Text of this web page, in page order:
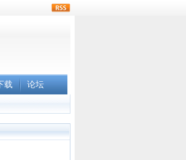
载 论坛